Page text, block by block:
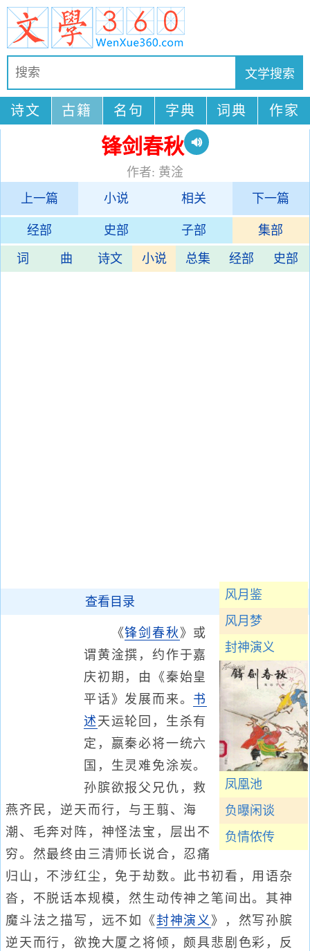
诗文 古籍 名句 字典 词典 作家
锋剑春秋
作者: 黄淦
上一篇
小说 相关 下一篇
经部 史部 子部 集部
词 曲 诗文 小说 总集 经部 史部
风月鉴
风月梦
封神演义
凤凰池
负曝闲谈
负情侬传
查看目录
《锋剑春秋 》或
谓黄淦撰，约作于嘉
庆初期，由《秦始皇
平话》发展而来。 书
述 天运轮回，生杀有
定，嬴秦必将一统六
国，生灵难免涂炭。
孙膑欲报父兄仇，救
燕齐民，逆天而行，与王翦、海
潮、毛奔对阵，神怪法宝，层出不
穷。然最终由三清师长说合，忍痛
归山，不涉红尘，免于劫数。此书初看，用语杂
沓，不脱话本规模，然生动传神之笔间出。其神
魔斗法之描写，远不如《封神演义 》，然写孙膑
逆天而行，欲挽大厦之将倾，颇具悲剧色彩，反